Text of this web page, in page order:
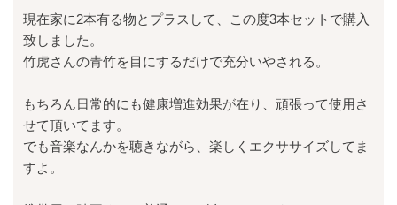
現在家に2本有る物とプラスして、この度3本セットで購入
致しました。
竹虎さんの青竹を目にするだけで充分いやされる。
もちろん日常的にも健康増進効果が在り、頑張って使用さ
せて頂いてます。
でも音楽なんかを聴きながら、楽しくエクササイズしてま
すよ。